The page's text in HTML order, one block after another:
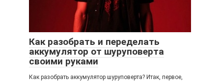
Как разобрать и переделать
аккумулятор от шуруповерта
своими руками
Как разобрать аккумулятор шуруповерта? Итак, первое,